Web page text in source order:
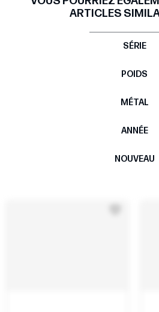
ARTICLES
SÉRIE
POIDS
MÉTAL
ANNÉE
NOUVEAU